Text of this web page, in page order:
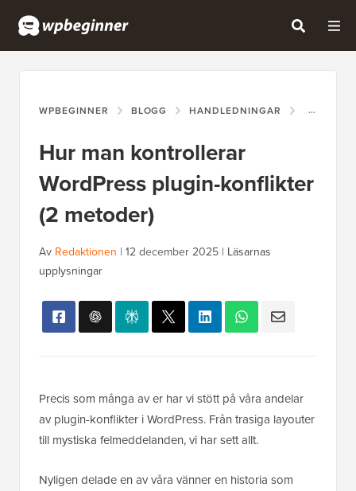
WPBEGINNER BLOGG HANDLEDNINGAR HUR
Hur man kontrollerar
WordPress plugin-konflikter
(2 metoder)
Av Redaktionen | 12 december 2025 | Läsarnas
upplysningar
Precis som många av er har vi stött på våra andelar
av plugin-konflikter i WordPress. Från trasiga layouter
till mystiska felmeddelanden, vi har sett allt.
Nyligen delade en av våra vänner en historia som